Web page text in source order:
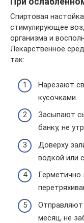
Спиртовая
стимулирующее
организма и
Лекарственное
так:
Нарезают
кусочками.
Засыпают
банку, не
Доверху
водкой или
Герметично
Отправляют
месяц, не